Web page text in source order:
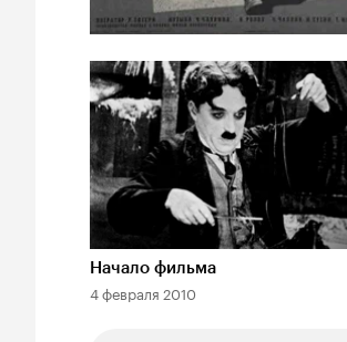
Длительность 7 мин
Начало фильма
4 февраля 2010